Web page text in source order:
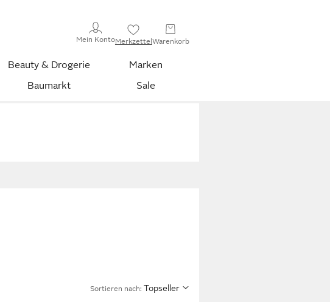
Mein KontoMerkzettelWarenkorb
Beauty & Drogerie
Marken
Baumarkt Sale
Sortieren nach: Topseller